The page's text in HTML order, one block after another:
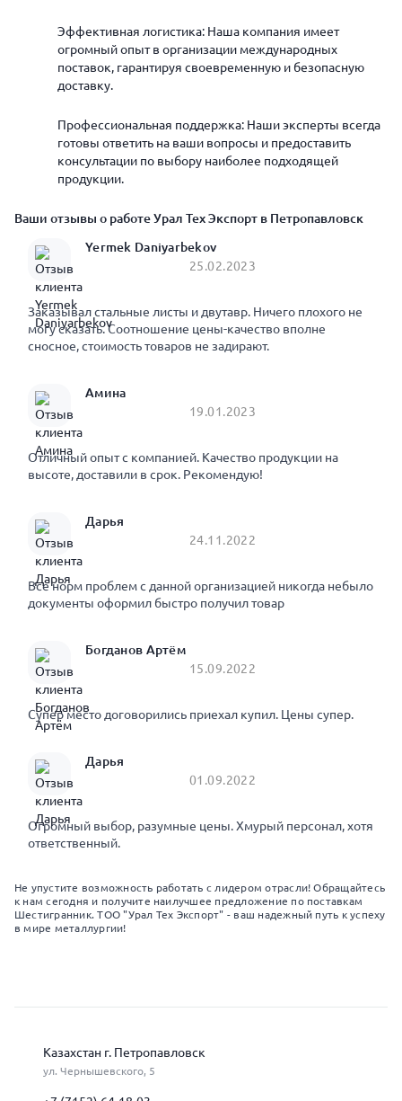
Эффективная логистика: Наша компания имеет
огромный опыт в организации международных
поставок, гарантируя своевременную и безопасную
доставку.
Профессиональная поддержка: Наши эксперты всегда
готовы ответить на ваши вопросы и предоставить
консультации по выбору наиболее подходящей
продукции.
Ваши отзывы о работе Урал Тех Экспорт в Петропавловск
Yermek Daniyarbekov
25.02.2023
Заказывал стальные листы и двутавр. Ничего плохого не
могу сказать. Соотношение цены-качество вполне
сносное, стоимость товаров не задирают.
Амина
19.01.2023
Отличный опыт с компанией. Качество продукции на
высоте, доставили в срок. Рекомендую!
Дарья
24.11.2022
Все норм проблем с данной организацией никогда небыло
документы оформил быстро получил товар
Богданов Артём
15.09.2022
Супер место договорились приехал купил. Цены супер.
Дарья
01.09.2022
Огромный выбор, разумные цены. Хмурый персонал, хотя
ответственный.
Не упустите возможность работать с лидером отрасли! Обращайтесь
к нам сегодня и получите наилучшее предложение по поставкам
Шестигранник. ТОО "Урал Тех Экспорт" - ваш надежный путь к успеху
в мире металлургии!
Казахстан г. Петропавловск
ул. Чернышевского, 5